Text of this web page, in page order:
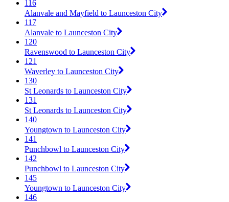
116
Alanvale and Mayfield to Launceston City
117
Alanvale to Launceston City
120
Ravenswood to Launceston City
121
Waverley to Launceston City
130
St Leonards to Launceston City
131
St Leonards to Launceston City
140
Youngtown to Launceston City
141
Punchbowl to Launceston City
142
Punchbowl to Launceston City
145
Youngtown to Launceston City
146